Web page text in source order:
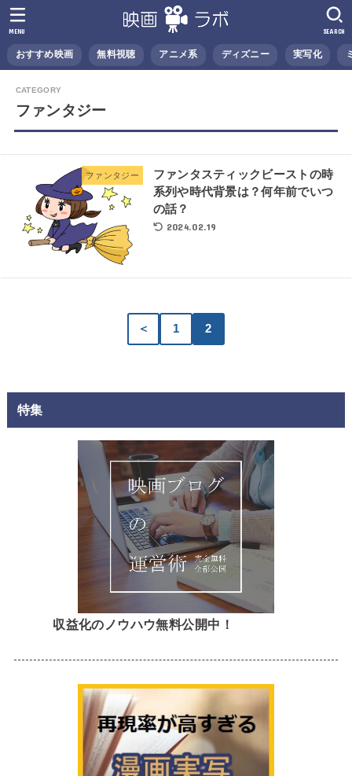
おすすめ映画 無料視聴 アニメ系 ディズニー 実写化
SEARCH
MENU
ファンタジー
ファンタジー
ファンタスティックビーストの時
系列や時代背景は？何年前でいつ
の話？
2024.02.19
＜ 1 2
特集
収益化のノウハウ無料公開中！